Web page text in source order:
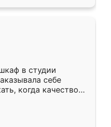
в студии
себе
когда качеством
кухня уже почти